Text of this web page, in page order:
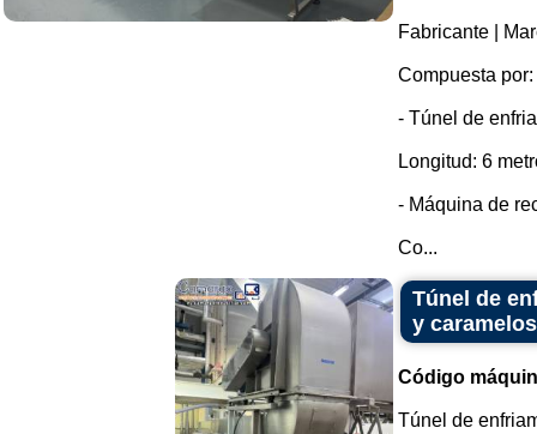
Fabricante |
Compuesta por:
- Túnel de
Longitud: 6
- Máquina de
Co...
Túnel de
y
Código
Túnel de